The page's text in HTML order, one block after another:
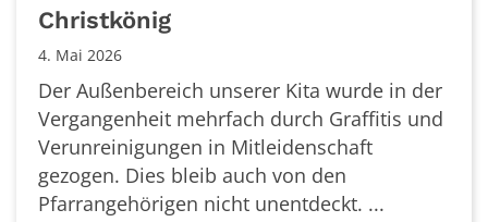
Christkönig
4. Mai 2026
Der Außenbereich unserer Kita wurde in der
Vergangenheit mehrfach durch Graffitis und
Verunreinigungen in Mitleidenschaft
gezogen. Dies bleib auch von den
Pfarrangehörigen nicht unentdeckt. ...